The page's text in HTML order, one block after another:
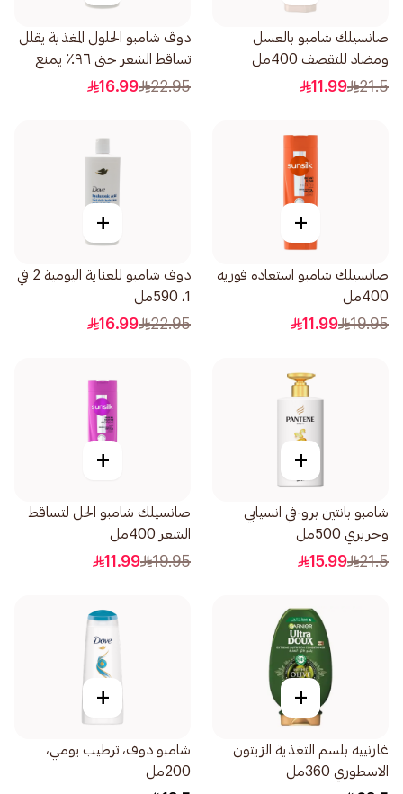
صانسيلك شامبو بالعسل
ومضاد للتقصف 400مل
21.5
11.99
دوڤ شامبو الحلول المغذية يقلل
تساقط الشعر حتى ٩٦٪ يمنع
لتساقط الشعر للشعر الضعيف و
22.95
16.99
+
صانسيلك شامبو استعاده فوريه
400مل
19.95
11.99
+
دوف شامبو للعناية اليومية 2 في
1، 590مل
22.95
16.99
+
شامبو بانتين برو-في انسيابي
وحريري 500مل
21.5
15.99
+
صانسيلك شامبو الحل لتساقط
الشعر 400مل
19.95
11.99
+
غارنييه بلسم التغذية الزيتون
الاسطوري 360مل
+
شامبو دوف، ترطيب يومي،
200مل